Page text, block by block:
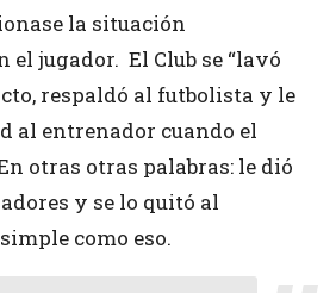
la situación
el jugador. El Club se “lavó
respaldó al futbolista y le
al entrenador cuando el
otras otras palabras: le dió
y se lo quitó al
como eso.